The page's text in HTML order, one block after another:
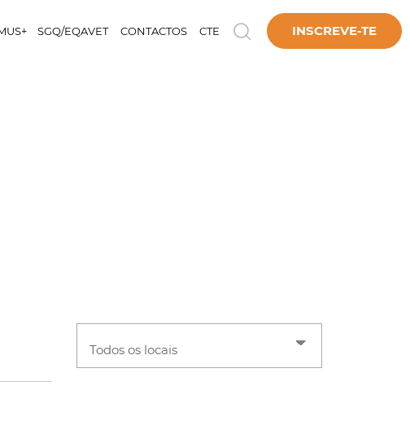
SGQ/EQAVET CONTACTOS CTE INSCREVE-TE